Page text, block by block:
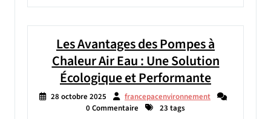
Les Avantages des Pompes à
Chaleur Air Eau : Une Solution
Écologique et Performante
28 octobre 2025
francepacenvironnement
0 Commentaire
23 tags